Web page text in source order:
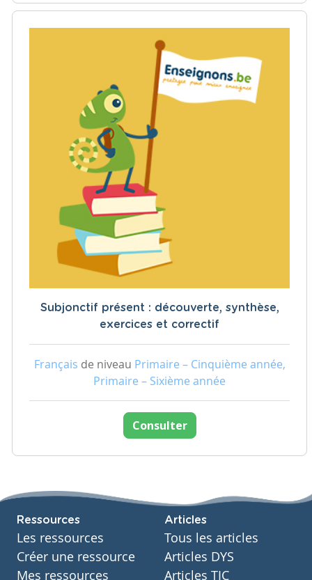
Subjonctif présent : découverte, synthèse,
exercices et correctif
Français de niveau Primaire – Cinquième année,
Primaire – Sixième année
Consulter
Ressources
Les ressources
Créer une ressource
Mes ressources
Articles
Tous les articles
Articles DYS
Articles TIC